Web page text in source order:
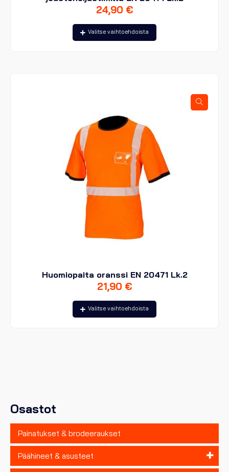
Osastot
Painatukset & brodeeraukset
Päähineet & asusteet
24,90 €
Valitse vaihtoehdoista
Tällä
tuotteella
Huomiopaita oranssi EN 20471 Lk.2
21,90 €
Valitse vaihtoehdoista
Tällä
tuotteella